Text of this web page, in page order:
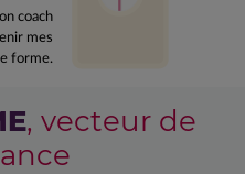
coach
mes
forme.
, vecteur de